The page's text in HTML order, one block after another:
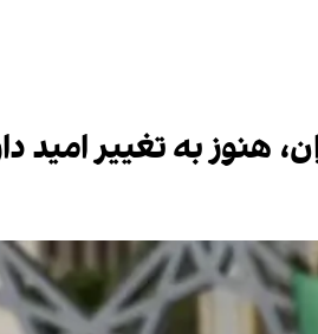
هنوز به تغییر امید